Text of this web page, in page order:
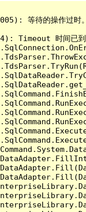
等待的操作过时
时间已到。